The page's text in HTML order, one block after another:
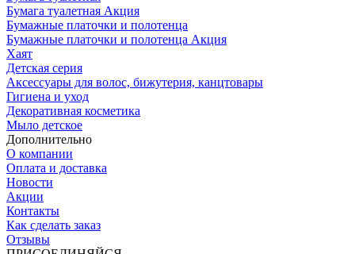
Бумага туалетная Акция
Бумажные платочки и полотенца
Бумажные платочки и полотенца Акция
Хаят
Детская серия
Аксессуары для волос, бижутерия, канцтовары
Гигиена и уход
Декоративная косметика
Мыло детское
Дополнительно
О компании
Оплата и доставка
Новости
Акции
Контакты
Как сделать заказ
Отзывы